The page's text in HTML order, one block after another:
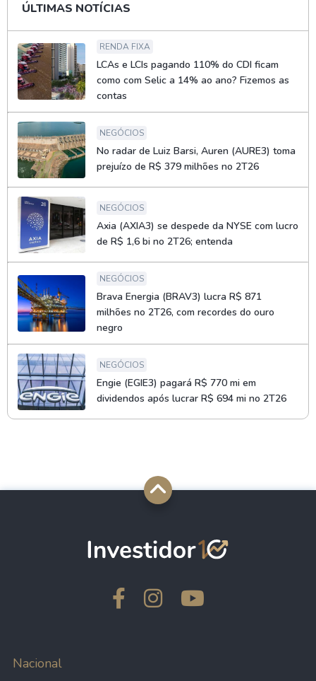
ÚLTIMAS NOTÍCIAS
RENDA FIXA
LCAs e LCIs pagando 110% do CDI ficam
como com Selic a 14% ao ano? Fizemos as
contas
NEGÓCIOS
No radar de Luiz Barsi, Auren (AURE3) toma
prejuízo de R$ 379 milhões no 2T26
NEGÓCIOS
Axia (AXIA3) se despede da NYSE com lucro
de R$ 1,6 bi no 2T26; entenda
NEGÓCIOS
Brava Energia (BRAV3) lucra R$ 871
milhões no 2T26, com recordes do ouro
negro
NEGÓCIOS
Engie (EGIE3) pagará R$ 770 mi em
dividendos após lucrar R$ 694 mi no 2T26
Nacional